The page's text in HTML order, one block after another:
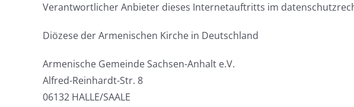
Verantwortlicher Anbieter dieses Internetauftritts im
Diözese der Armenischen Kirche in Deutschland
Armenische Gemeinde Sachsen-Anhalt e.V.
Alfred-Reinhardt-Str. 8
06132 HALLE/SAALE